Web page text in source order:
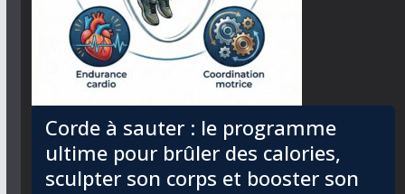
Corde à sauter : le programme
ultime pour brûler des calories,
sculpter son corps et booster son